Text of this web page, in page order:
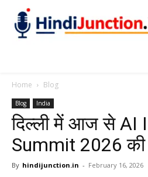
Home Blog
Blog India
दिल्ली में आज से AI
Summit 2026
By hindijunction.in - February 16, 2026